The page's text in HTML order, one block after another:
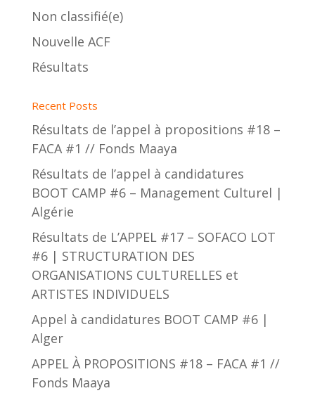
Non classifié(e)
Nouvelle ACF
Résultats
Recent Posts
Résultats de l’appel à propositions #18 –
FACA #1 // Fonds Maaya
Résultats de l’appel à candidatures
BOOT CAMP #6 – Management Culturel |
Algérie
Résultats de L’APPEL #17 – SOFACO LOT
#6 | STRUCTURATION DES
ORGANISATIONS CULTURELLES et
ARTISTES INDIVIDUELS
Appel à candidatures BOOT CAMP #6 |
Alger
APPEL À PROPOSITIONS #18 – FACA #1 //
Fonds Maaya